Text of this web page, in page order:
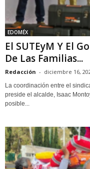
EDOMÉX
El SUTEyM Y El
De Las Familias...
Redacción - diciembre 16,
La coordinación entre el
preside el alcalde, Isaac
posible...